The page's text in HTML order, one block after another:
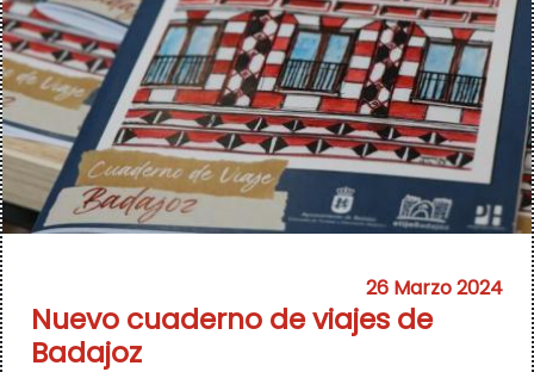
26 Marzo 2024
Nuevo cuaderno de viajes de
Badajoz